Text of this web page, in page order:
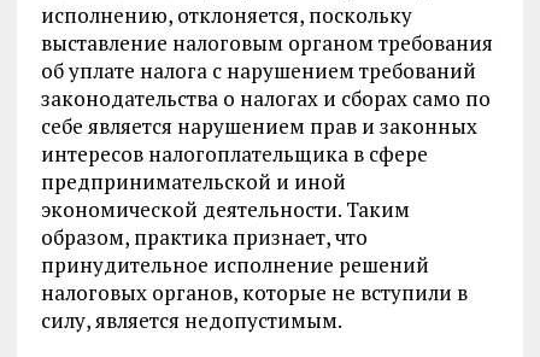
исполнению, отклоняется, поскольку
выставление налоговым органом требования
об уплате налога с нарушением требований
законодательства о налогах и сборах само по
себе является нарушением прав и законных
интересов налогоплательщика в сфере
предпринимательской и иной
экономической деятельности. Таким
образом, практика признает, что
принудительное исполнение решений
налоговых органов, которые не вступили в
силу, является недопустимым.